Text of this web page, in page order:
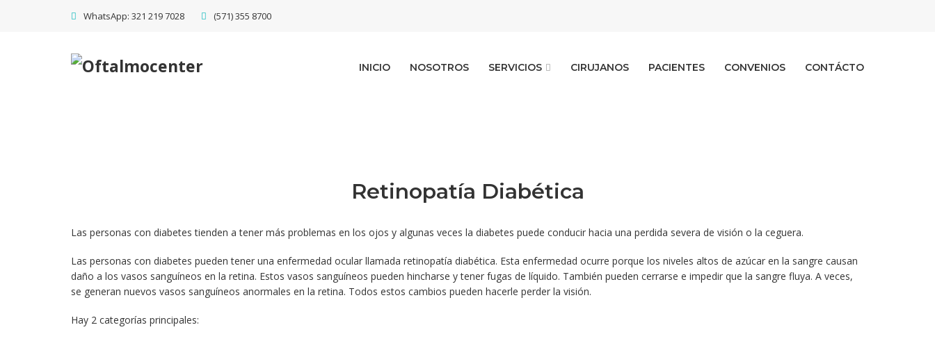
WhatsApp: 321 219 7028 (571) 355 8700
INICIO NOSOTROS SERVICIOS CIRUJANOS PACIENTES CONVENIOS CONTÁCTO
Retinopatía Diabética
Las personas con diabetes tienden a tener más problemas en los ojos y algunas veces la diabetes puede conducir hacia una perdida severa de visión o la ceguera.
Las personas con diabetes pueden tener una enfermedad ocular llamada retinopatía diabética. Esta enfermedad ocurre porque los niveles altos de azúcar en la sangre causan
daño a los vasos sanguíneos en la retina. Estos vasos sanguíneos pueden hincharse y tener fugas de líquido. También pueden cerrarse e impedir que la sangre fluya. A veces,
se generan nuevos vasos sanguíneos anormales en la retina. Todos estos cambios pueden hacerle perder la visión.
Hay 2 categorías principales: